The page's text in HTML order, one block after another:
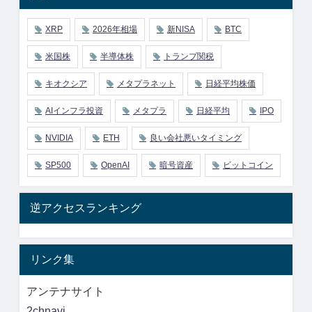
XRP 2026年相場 新NISA BTC
米国株 半導体株 トランプ関税
キオクシア メタプラネット 日経平均株価
AIインフラ投資 メタプラ 日経平均 IPO
NVIDIA ETH 良い会社悪いタイミング
SP500 OpenAI 暗号資産 ビットコイン
逆アクセスランキング
リンク集
アンテナサイト